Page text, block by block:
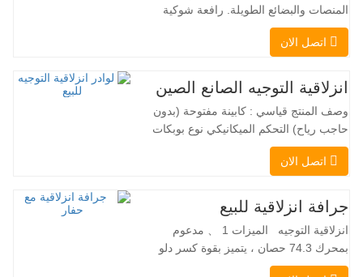
المنصات والبضائع الطويلة. رافعة شوكية
ثنائية الاستخدام، تجمع بين مزايا الرافعة
الشوكية والرافعة الجانبية. محركها الكهربائي
بزاوية 360 درجة، يُمكّنان من تغيير الاتجاه
بسلاسة دون انقطاع في تدفق الحمولة، مما
يجعل TOPWINMC…
اتصل الان
انزلاقية التوجيه الصانع الصين
وصف المنتج قياسي : كابينة مفتوحة (بدون
حاجب رياح) التحكم الميكانيكي نوع بوبكات
عقبة ومقرنة سريعة ||| مضخة هيدروليكية
Danfoss الأمريكية محرك إيتون الأمريكي
التلقائي الفرامل الهيدروليكية دلو قياسي
اللودر الانزلاقي هو نوع من الآلات المناسبة
لموقع العمل الضيق…
اتصل الان
جرافة انزلاقية للبيع
انزلاقية التوجيه الميزات 1 、 مدعوم
بمحرك 74.3 حصان ، يتميز بقوة كسر دلو